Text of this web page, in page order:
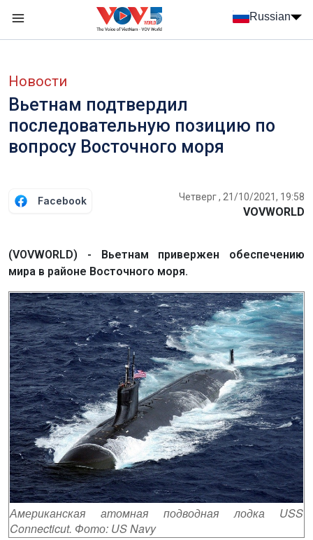
Russian
Новости
Вьетнам подтвердил
последовательную позицию по
вопросу Восточного моря
Facebook Четверг , 21/10/2021, 19:58
VOVWORLD
(VOVWORLD) - Вьетнам привержен обеспечению
мира в районе Восточного моря.
Американская атомная подводная лодка USS
Connecticut. Фото: US Navy